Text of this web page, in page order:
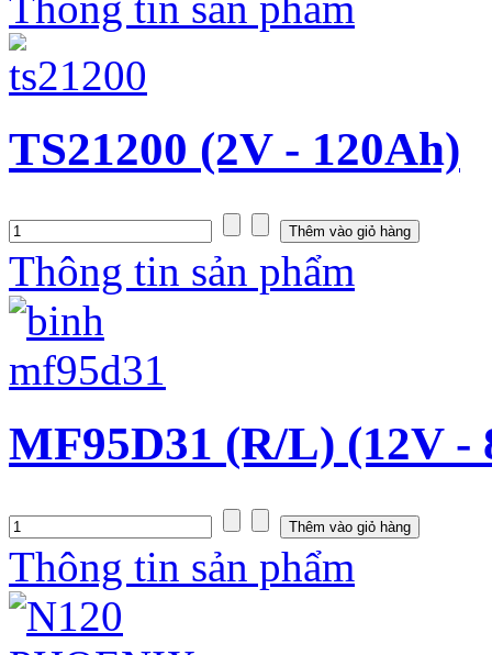
TS21200 (2V - 120Ah)
Thông tin sản phẩm
MF95D31 (R/L) (12V -
Thông tin sản phẩm